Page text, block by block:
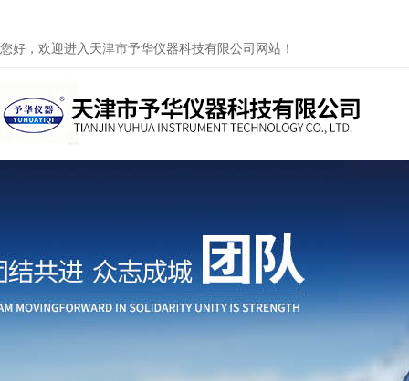
您好，欢迎进入天津市予华仪器科技有限公司网站！